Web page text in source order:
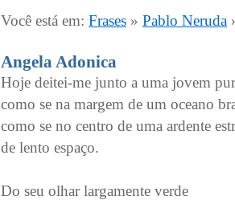
Você está em: Frases » Pablo Neruda
Angela Adonica
Hoje deitei-me junto a uma jovem
como se na margem de um oceano
como se no centro de uma ardente
de lento espaço.
Do seu olhar largamente verde